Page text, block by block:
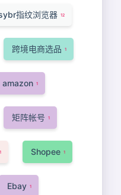
指纹浏览器 12
跨境电商选品 1
amazon 1
矩阵帐号 1
1 Shopee 1
Ebay 1